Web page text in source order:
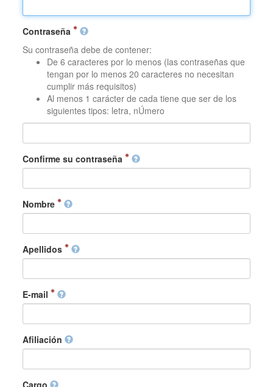
Contraseña
Su contraseña debe de contener:
De 6 caracteres por lo menos (las contraseñas que
tengan por lo menos 20 caracteres no necesitan
cumplir más requisitos)
Al menos 1 carácter de cada tiene que ser de los
siguientes tipos: letra, nÚmero
Confirme su contraseña
Nombre
Apellidos
E-mail
Afiliación
Cargo